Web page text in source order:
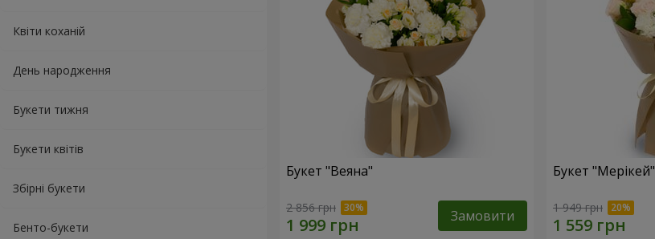
Квіти коханій
День народження
Букети тижня
Букети квітів
Збірні букети
Бенто-букети
Букет "Веяна"
2 856 грн Замовити
Букет "Мерікей"
1 949 грн